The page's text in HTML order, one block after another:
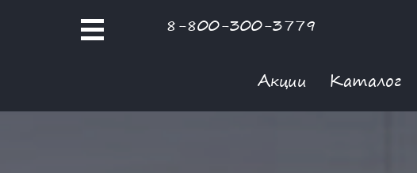
8-800-300-3779
Акции Каталог